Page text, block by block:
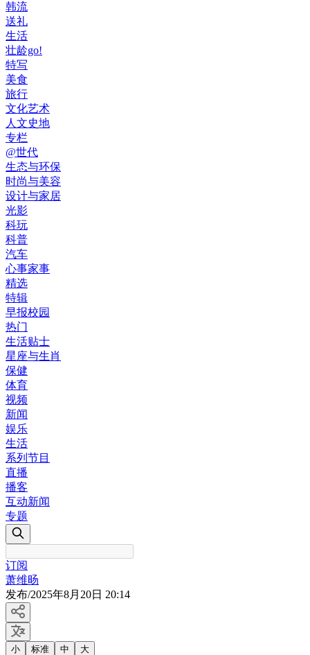
韩流
送礼
生活
壮龄go!
特写
美食
旅行
文化艺术
人文史地
专栏
@世代
生态与环保
时尚与美容
设计与家居
光影
科玩
科普
汽车
心事家事
精选
特辑
早报校园
热门
生活贴士
星座与生肖
保健
体育
视频
新闻
娱乐
生活
系列节目
直播
播客
互动新闻
专题
订阅
萧维旸
发布/2025年8月20日 20:14
小 标准 中 大